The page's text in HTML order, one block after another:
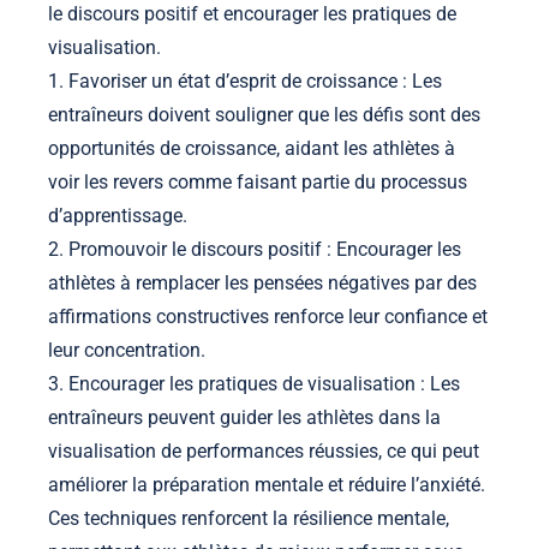
le discours positif et encourager les pratiques de
visualisation.
1. Favoriser un état d’esprit de croissance : Les
entraîneurs doivent souligner que les défis sont des
opportunités de croissance, aidant les athlètes à
voir les revers comme faisant partie du processus
d’apprentissage.
2. Promouvoir le discours positif : Encourager les
athlètes à remplacer les pensées négatives par des
affirmations constructives renforce leur confiance et
leur concentration.
3. Encourager les pratiques de visualisation : Les
entraîneurs peuvent guider les athlètes dans la
visualisation de performances réussies, ce qui peut
améliorer la préparation mentale et réduire l’anxiété.
Ces techniques renforcent la résilience mentale,